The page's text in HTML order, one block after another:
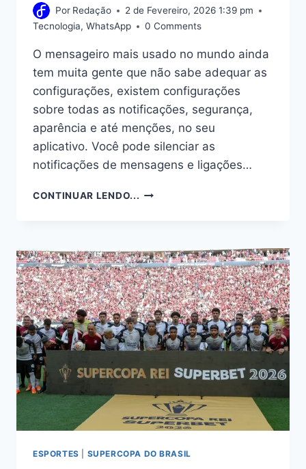
Por Redação
2 de Fevereiro, 2026 1:39 pm
Tecnologia, WhatsApp 0 Comments
O mensageiro mais usado no mundo ainda
tem muita gente que não sabe adequar as
configurações, existem configurações
sobre todas as notificações, segurança,
aparência e até menções, no seu
aplicativo. Você pode silenciar as
notificações de mensagens e ligações…
CONTINUAR LENDO... WHATSAPP:
REATIVAR
NOTIFICAÇÕES
DE
CONVERSAS
INDIVIDUAIS
OU
MENÇÕES
EM
ESPORTES SUPERCOPA DO BRASIL